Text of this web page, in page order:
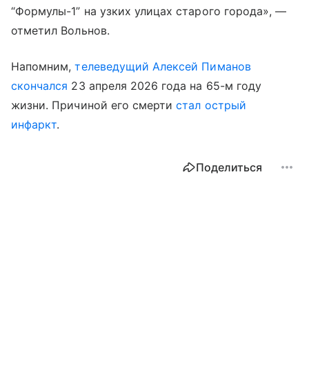
“Формулы-1” на узких улицах старого города», —
отметил Вольнов.
Напомним,телеведущий Алексей Пиманов
скончался 23 апреля 2026 года на 65-м году
жизни. Причиной его смертистал острый
инфаркт.
Поделиться